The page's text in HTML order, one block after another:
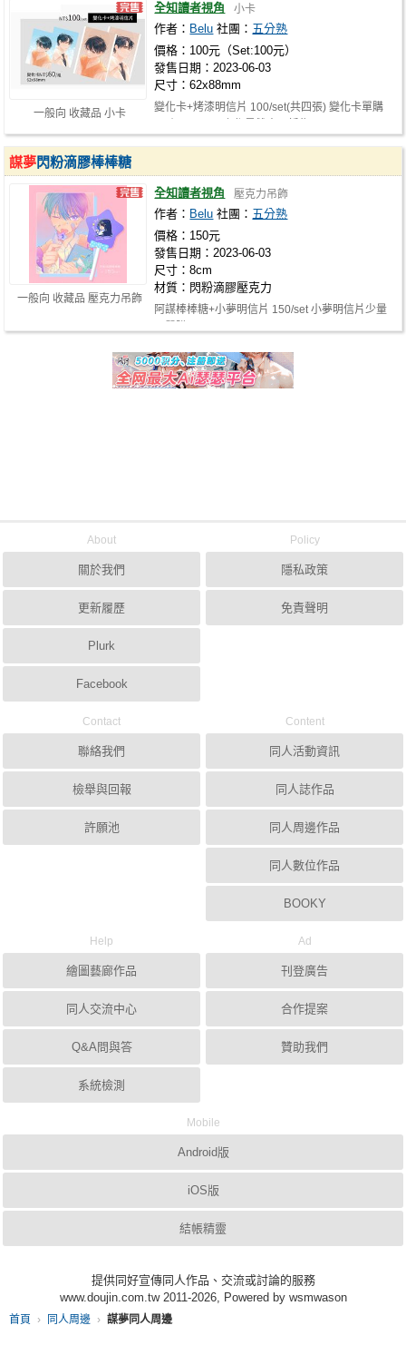
首頁 同人周邊 謀夢同人周邊
一般向 收藏品 小卡
全知讀者視角 小卡
作者： Belu 社團： 五分熟
價格：100元（Set:100元）
發售日期：2023-06-03
尺寸：62x88mm
變化卡+烤漆明信片 100/set(共四張) 變化卡單購
一般向 收藏品 壓克力吊飾
謀夢閃粉滴膠棒棒糖
全知讀者視角 壓克力吊飾
作者： Belu 社團： 五分熟
價格：150元
發售日期：2023-06-03
尺寸：8cm
材質：閃粉滴膠壓克力
阿謀棒棒糖+小夢明信片 150/set 小夢明信片少量
About
關於我們
更新履歷
Plurk
Facebook
Policy
隱私政策
免責聲明
Contact
聯絡我們
檢舉與回報
許願池
Content
同人活動資訊
同人誌作品
同人周邊作品
同人數位作品
BOOKY
Help
繪圖藝廊作品
同人交流中心
Q&A問與答
系統檢測
Ad
刊登廣告
合作提案
贊助我們
Mobile
Android版
iOS版
結帳精靈
提供同好宣傳同人作品、交流或討論的服務
www.doujin.com.tw 2011-2026, Powered by wsmwason